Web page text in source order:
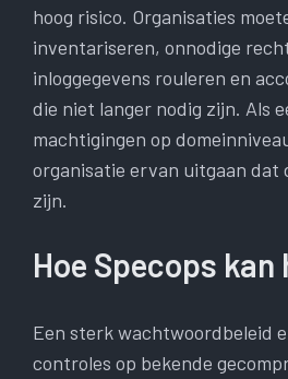
hoog risico. Organisaties
inventariseren, onnodige
inloggegevens rouleren en
die niet langer nodig zijn. Als
machtigingen op
organisatie ervan uitgaan dat
zijn.
Hoe Specops kan
Een sterk wachtwoordbeleid
controles op bekende